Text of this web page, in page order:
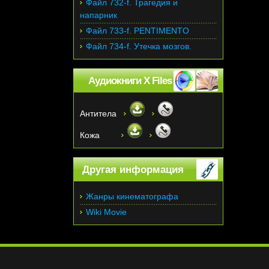
Файл 732-f. Трагедия и
напарник
Файл 733-f. PENTIMENTO
Файл 734-f. Утечка мозгов.
Аудиокниги X Files
Антитела
Кожа
Другая информация
Жанры кинематографа
Wiki Movie